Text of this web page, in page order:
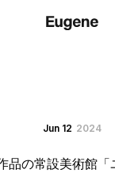
Jun 12 2024
の常設美術館「